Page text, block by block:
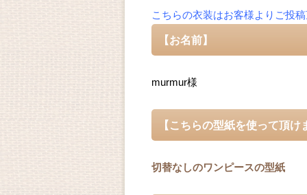
こちらの衣装はお客様よりご投
【お名前】
murmur様
【こちらの型紙を使って頂け
切替なしのワンピースの型紙